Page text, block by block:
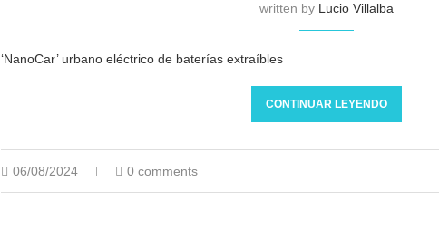
written by Lucio Villalba
‘NanoCar’ urbano eléctrico de baterías extraíbles
CONTINUAR LEYENDO
06/08/2024 0 comments